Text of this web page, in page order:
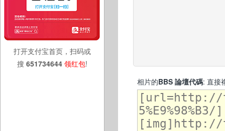
打开支付宝首页，扫码或
搜 651734644 领红包!
相片的BBS 論壇代碼: 直接